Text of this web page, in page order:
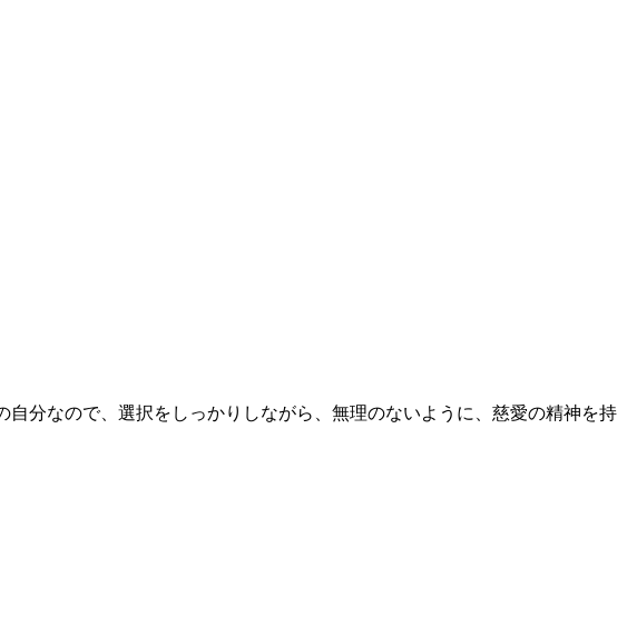
分なので、選択をしっかりしながら、無理のないように、慈愛の精神を持